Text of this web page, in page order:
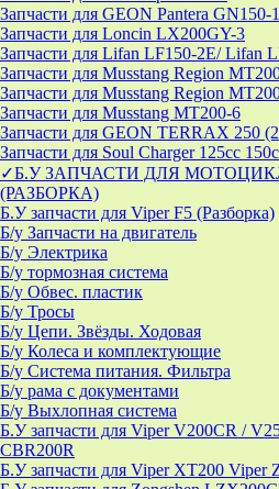
Запчасти для GEON Pantera GN150-
Запчасти для Loncin LX200GY-3
Запчасти для Lifan LF150-2E/ Lifan
Запчасти для Musstang Region
Запчасти для Musstang Region
Запчасти для Musstang MT200-6
Запчасти для GEON TERRAX 250
Запчасти для Soul Charger 125сс
✓Б.У ЗАПЧАСТИ ДЛЯ
(РАЗБОРКА)
Б.У запчасти для Viper F5 (Разборка)
Б/у Запчасти на двигатель
Б/у Электрика
Б/у тормозная система
Б/у Обвес. пластик
Б/у Тросы
Б/у Цепи. Звёзды. Ходовая
Б/у Колеса и комплектующие
Б/у Система питания. Фильтра
Б/у рама с документами
Б/у Выхлопная система
Б.У запчасти для Viper V200CR /
CBR200R
Б.У запчасти для Viper XT200 Viper